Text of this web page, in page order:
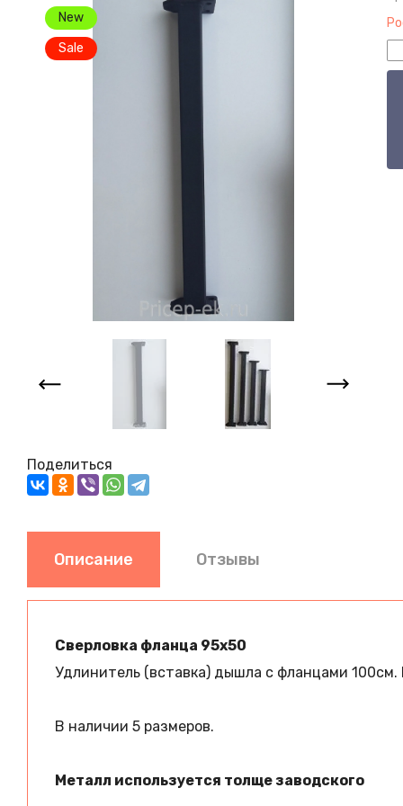
New
Sale
Поделиться
Описание Отзывы
Сверловка фланца 95х50
Удлинитель (вставка) дышла с фланцами
В наличии 5 размеров.
Металл используется толще заводского